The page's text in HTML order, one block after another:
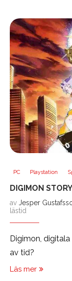
PC Playstation
DIGIMON
av Jesper
lästid
Digimon, digitala
av tid?
Läs mer